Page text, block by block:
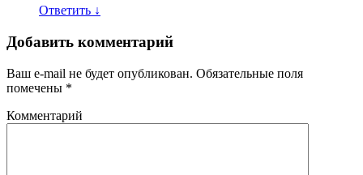
Ответить ↓
Добавить комментарий
Ваш e-mail не будет опубликован. Обязательные поля
помечены *
Комментарий